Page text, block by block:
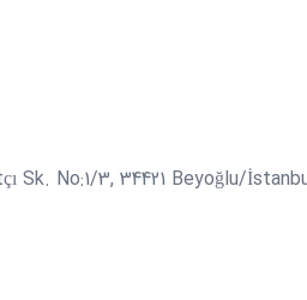
Sk. No:1/3, 34421 Beyoğlu/